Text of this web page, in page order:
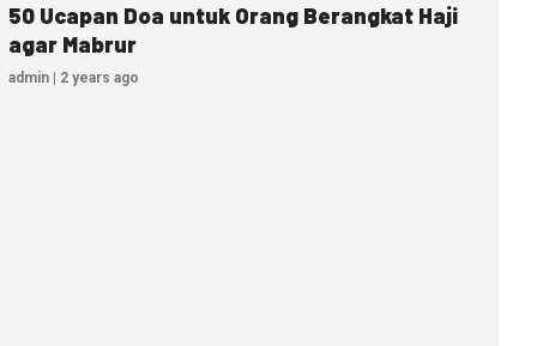
50 Ucapan Doa untuk Orang Berangkat Haji
agar Mabrur
admin | 2 years ago